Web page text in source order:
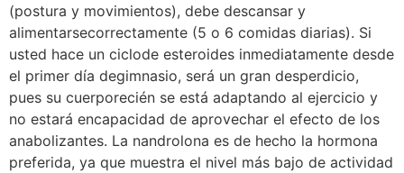
(postura y movimientos), debe descansar y
alimentarsecorrectamente (5 o 6 comidas diarias). Si
usted hace un ciclode esteroides inmediatamente desde
el primer día degimnasio, será un gran desperdicio,
pues su cuerporecién se está adaptando al ejercicio y
no estará encapacidad de aprovechar el efecto de los
anabolizantes. La nandrolona es de hecho la hormona
preferida, ya que muestra el nivel más bajo de actividad